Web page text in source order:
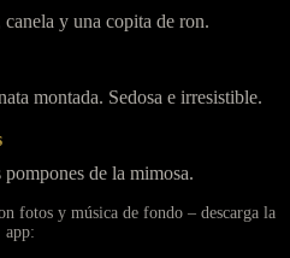
y una copita de ron.
montada. Sedosa e irresistible.
de la mimosa.
fotos y música de fondo – descarga la
app: